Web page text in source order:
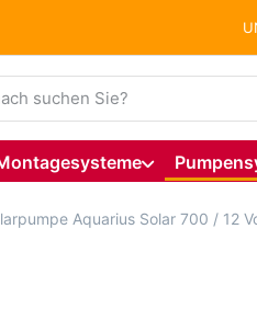
einen Suchbegriff ein.
Aquarius Solar 700 / 12